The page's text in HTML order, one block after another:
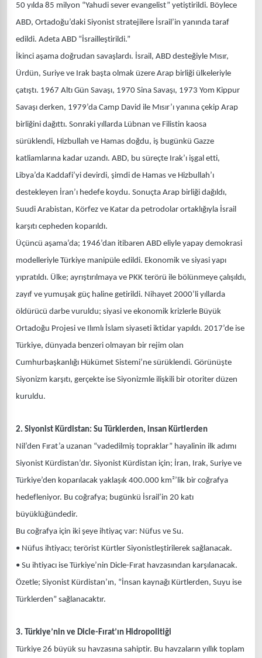
50 yılda 85 milyon “Yahudi sever evangelist” yetiştirildi. Böylece
ABD, Ortadoğu’daki Siyonist stratejilere İsrail’in yanında taraf
edildi. Adeta ABD “İsrailleştirildi.”
İkinci aşama doğrudan savaşlardı. İsrail, ABD desteğiyle Mısır,
Ürdün, Suriye ve Irak başta olmak üzere Arap birliği ülkeleriyle
çatıştı. 1967 Altı Gün Savaşı, 1970 Sina Savaşı, 1973 Yom Kippur
Savaşı derken, 1979’da Camp David ile Mısır’ı yanına çekip Arap
birliğini dağıttı. Sonraki yıllarda Lübnan ve Filistin kaosa
sürüklendi, Hizbullah ve Hamas doğdu, iş bugünkü Gazze
katliamlarına kadar uzandı. ABD, bu süreçte Irak’ı işgal etti,
Libya’da Kaddafi’yi devirdi, şimdi de Hamas ve Hizbullah’ı
destekleyen İran’ı hedefe koydu. Sonuçta Arap birliği dağıldı,
Suudi Arabistan, Körfez ve Katar da petrodolar ortaklığıyla İsrail
karşıtı cepheden koparıldı.
Üçüncü aşama’da; 1946’dan itibaren ABD eliyle yapay demokrasi
modelleriyle Türkiye manipüle edildi. Ekonomik ve siyasi yapı
yıpratıldı. Ülke; ayrıştırılmaya ve PKK terörü ile bölünmeye çalışıldı,
zayıf ve yumuşak güç haline getirildi. Nihayet 2000’li yıllarda
öldürücü darbe vuruldu; siyasi ve ekonomik krizlerle Büyük
Ortadoğu Projesi ve Ilımlı İslam siyaseti iktidar yapıldı. 2017’de ise
Türkiye, dünyada benzeri olmayan bir rejim olan
Cumhurbaşkanlığı Hükümet Sistemi’ne sürüklendi. Görünüşte
Siyonizm karşıtı, gerçekte ise Siyonizmle ilişkili bir otoriter düzen
kuruldu.
2. Siyonist Kürdistan: Su Türklerden, insan Kürtlerden
Nil’den Fırat’a uzanan “vadedilmiş topraklar” hayalinin ilk adımı
Siyonist Kürdistan’dır. Siyonist Kürdistan için; İran, Irak, Suriye ve
Türkiye’den koparılacak yaklaşık 400.000 km²’lik bir coğrafya
hedefleniyor. Bu coğrafya; bugünkü İsrail’in 20 katı
büyüklüğündedir.
Bu coğrafya için iki şeye ihtiyaç var: Nüfus ve Su.
• Nüfus ihtiyacı; terörist Kürtler Siyonistleştirilerek sağlanacak.
• Su ihtiyacı ise Türkiye’nin Dicle-Fırat havzasından karşılanacak.
Özetle; Siyonist Kürdistan’ın, “İnsan kaynağı Kürtlerden, Suyu ise
Türklerden” sağlanacaktır.
3. Türkiye’nin ve Dicle-Fırat’ın Hidropolitiği
Türkiye 26 büyük su havzasına sahiptir. Bu havzaların yıllık toplam